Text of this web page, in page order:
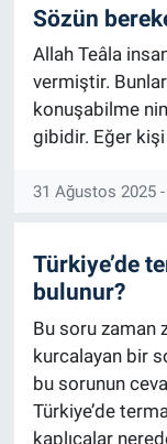
Sözün
Allah Teâla
vermiştir.
konuşabilme
gibidir. Eğer kişi
31 Ağustos 2025
Türkiye’de
bulunur?
Bu soru zaman
kurcalayan bir
bu sorunun
Türkiye’de
kaplıcalar